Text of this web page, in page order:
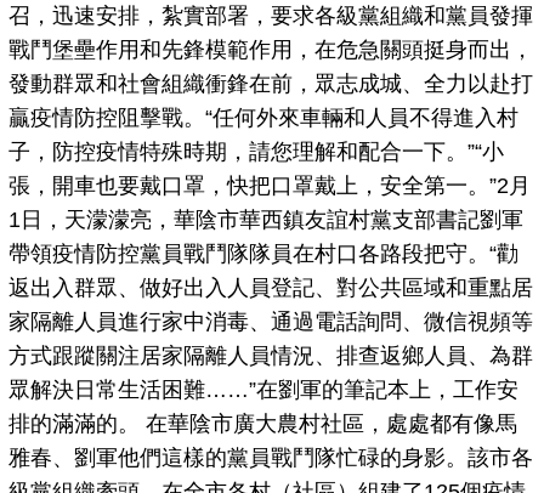
召，迅速安排，紮實部署，要求各級黨組織和黨員發揮
戰鬥堡壘作用和先鋒模範作用，在危急關頭挺身而出，
發動群眾和社會組織衝鋒在前，眾志成城、全力以赴打
贏疫情防控阻擊戰。“任何外來車輛和人員不得進入村
子，防控疫情特殊時期，請您理解和配合一下。”“小
張，開車也要戴口罩，快把口罩戴上，安全第一。”2月
1日，天濛濛亮，華陰市華西鎮友誼村黨支部書記劉軍
帶領疫情防控黨員戰鬥隊隊員在村口各路段把守。“勸
返出入群眾、做好出入人員登記、對公共區域和重點居
家隔離人員進行家中消毒、通過電話詢問、微信視頻等
方式跟蹤關注居家隔離人員情況、排查返鄉人員、為群
眾解決日常生活困難……”在劉軍的筆記本上，工作安
排的滿滿的。 在華陰市廣大農村社區，處處都有像馬
雅春、劉軍他們這樣的黨員戰鬥隊忙碌的身影。該市各